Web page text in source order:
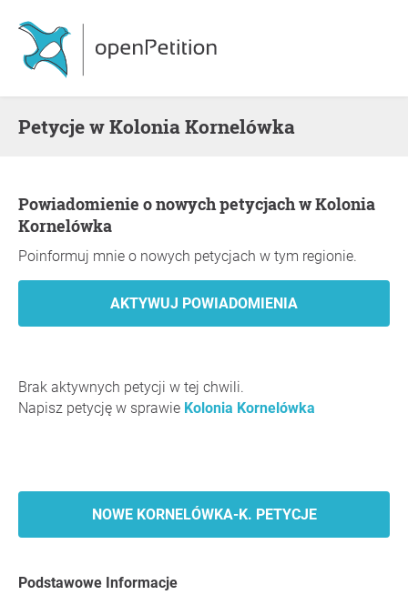
Petycje w Kolonia Kornelówka
Powiadomienie o nowych petycjach w Kolonia
Kornelówka
Poinformuj mnie o nowych petycjach w tym regionie.
Brak aktywnych petycji w tej chwili.
Napisz petycję w sprawie Kolonia Kornelówka
NOWE KORNELÓWKA-K. PETYCJE
Podstawowe Informacje